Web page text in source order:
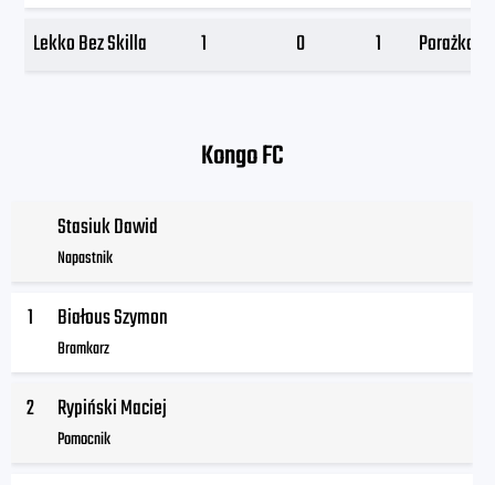
Lekko Bez Skilla
1 0 1 Porażka
Kongo FC
Stasiuk Dawid
Napastnik
1 Białous Szymon
Bramkarz
2 Rypiński Maciej
Pomocnik